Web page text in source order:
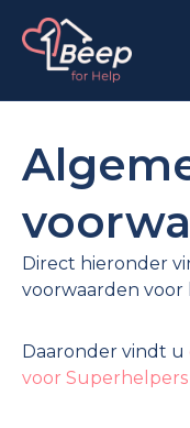
Direct hieronder
voorwaarden voor
Daaronder vindt u
voor Superhelpers